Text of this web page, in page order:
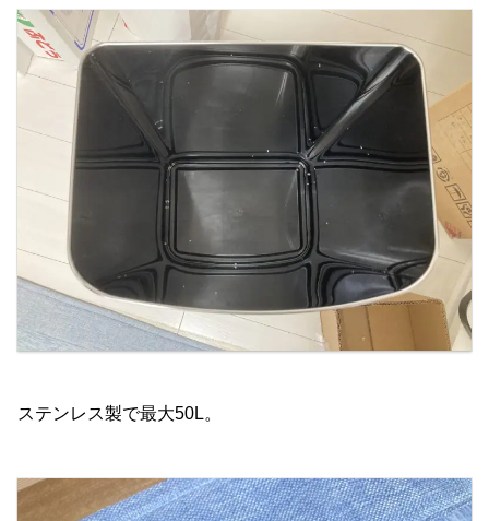
ステンレス製で最大50L。